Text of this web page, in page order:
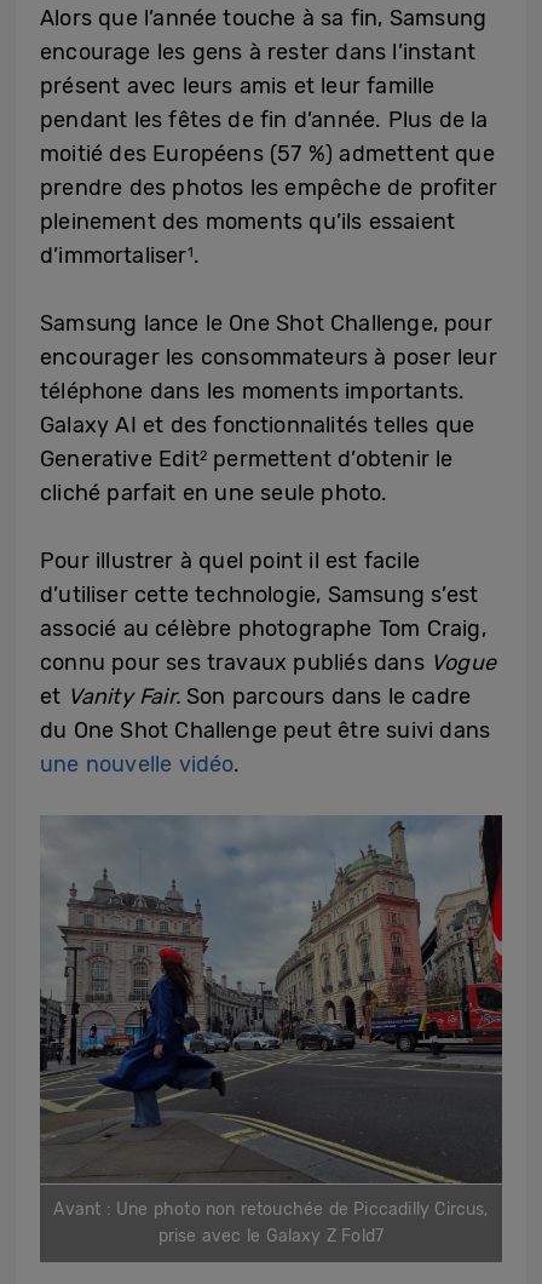
Alors que l’année touche à sa fin, Samsung
encourage les gens à rester dans l’instant
présent avec leurs amis et leur famille
pendant les fêtes de fin d’année. Plus de la
moitié des Européens (57 %) admettent que
prendre des photos les empêche de profiter
pleinement des moments qu’ils essaient
d’immortaliser1.
Samsung lance le One Shot Challenge, pour
encourager les consommateurs à poser leur
téléphone dans les moments importants.
Galaxy AI et des fonctionnalités telles que
Generative Edit2permettent d’obtenir le
cliché parfait en une seule photo.
Pour illustrer à quel point il est facile
d’utiliser cette technologie, Samsung s’est
associé au célèbre photographe Tom Craig,
connu pour ses travaux publiés dans Vogue
et Vanity Fair.Son parcours dans le cadre
du One Shot Challenge peut être suivi dans
une nouvelle vidéo.
Avant : Une photo non retouchée de Piccadilly Circus,
prise avec le Galaxy Z Fold7